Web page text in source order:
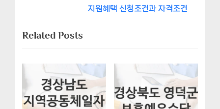
게
이
o
u
s
t
P
:
지원혜택 신청조건과 자격조건
Related Posts